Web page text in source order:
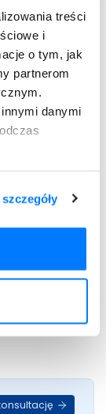
treści
i
o tym, jak
partnerom
danymi
kluczową.
chorób
z
orzechy. Dieta
zalecenia
bardziej
ilości
i
ciśnienie,
oraz 10-